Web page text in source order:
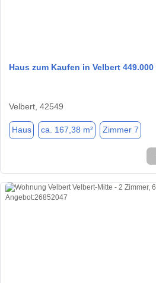
Haus zum Kaufen in Velbert 449.000
Velbert, 42549
Haus ca. 167,38 m² Zimmer 7